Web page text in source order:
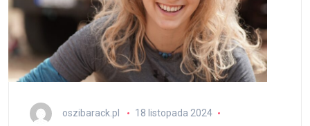
oszibarack.pl
18 listopada 2024